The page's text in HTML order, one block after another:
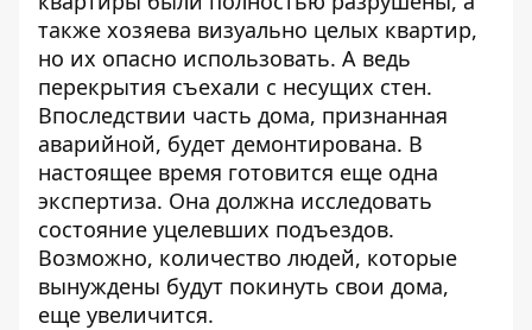
также хозяева визуально целых квартир,
но их опасно использовать. А ведь
перекрытия съехали с несущих стен.
Впоследствии часть дома, признанная
аварийной, будет демонтирована. В
настоящее время готовится еще одна
экспертиза. Она должна исследовать
состояние уцелевших подъездов.
Возможно, количество людей, которые
вынуждены будут покинуть свои дома,
еще увеличится.